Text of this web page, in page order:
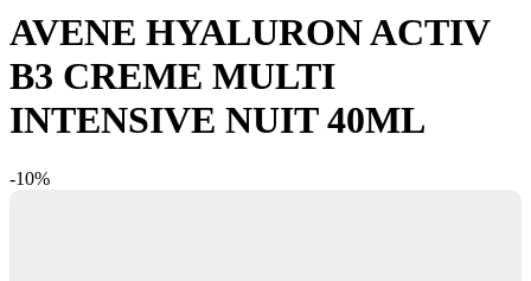
AVENE HYALURON ACTIV
B3 CREME MULTI
INTENSIVE NUIT 40ML
-10%